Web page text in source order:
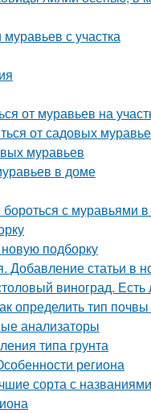
с участка
от муравьев на
от садовых
муравьев
в доме
с муравьями
подборку
Добавление статьи в
виноград.
определить тип почвы
анализаторы
типа грунта
региона
сорта с